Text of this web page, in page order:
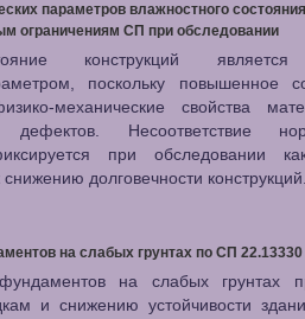
параметров влажностного состояния
ограничениям СП при обследовании
конструкций
поскольку повышенное
механические свойства
дефектов. Несоответствие
при обследовании
долговечности
на слабых грунтах по СП 22.13330
на слабых грунтах
и снижению устойчивости